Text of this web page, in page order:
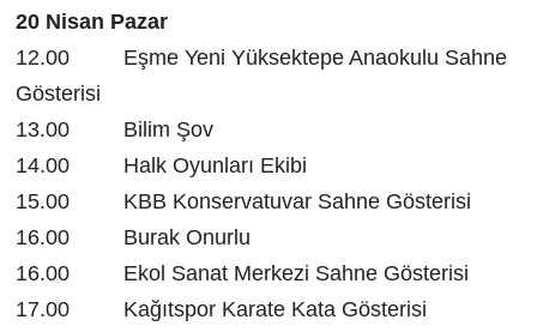
20 Nisan Pazar
12.00 Eşme Yeni Yüksektepe Anaokulu Sahne
Gösterisi
13.00 Bilim Şov
14.00 Halk Oyunları Ekibi
15.00 KBB Konservatuvar Sahne Gösterisi
16.00 Burak Onurlu
16.00 Ekol Sanat Merkezi Sahne Gösterisi
17.00 Kağıtspor Karate Kata Gösterisi